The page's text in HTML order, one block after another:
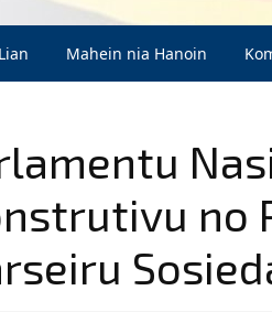
Mahein nia Hanoin
no